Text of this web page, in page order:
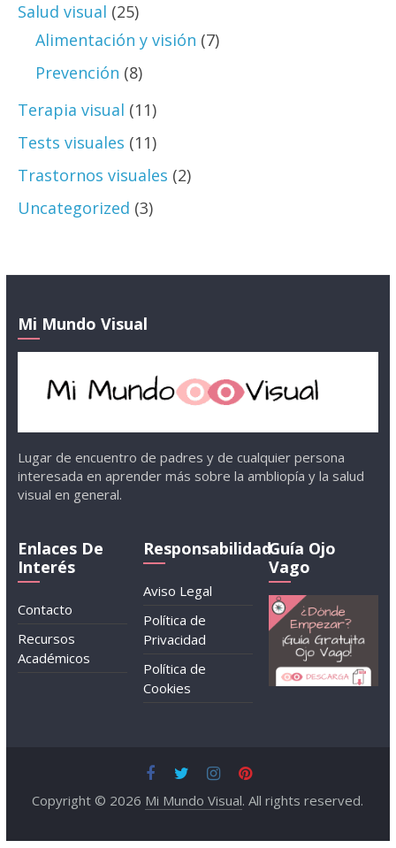
Salud visual (25)
Alimentación y visión (7)
Prevención (8)
Terapia visual (11)
Tests visuales (11)
Trastornos visuales (2)
Uncategorized (3)
Mi Mundo Visual
Lugar de encuentro de padres y de cualquier persona
interesada en aprender más sobre la ambliopía y la salud
visual en general.
Enlaces De
Interés
Contacto
Recursos
Académicos
Responsabilidad
Aviso Legal
Política de
Privacidad
Política de
Cookies
Guía Ojo
Vago
Copyright © 2026 Mi Mundo Visual. All rights reserved.